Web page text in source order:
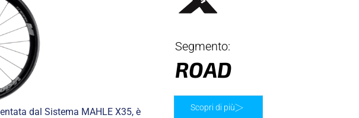
dal Sistema MAHLE X35, è
Segmento:
ROAD
Scopri di più